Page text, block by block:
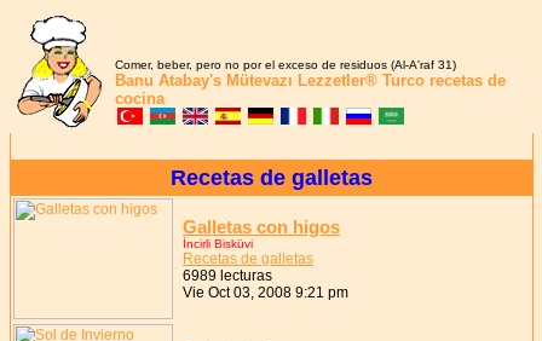
Comer, beber, pero no por el exceso de residuos (Al-A'raf 31)
Banu Atabay's Mütevazı Lezzetler® Turco recetas de
cocina
Recetas de galletas
Galletas con higos
İncirli Bisküvi
Recetas de galletas
6989 lecturas
Vie Oct 03, 2008 9:21 pm